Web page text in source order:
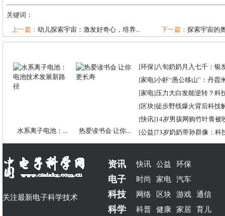
关键词：
上一篇： 幼儿探索宇宙：激发好奇心，培养... 下一篇： 探索宇宙的
水系离子电池：... 热爱读书会 让你...
[环保]八旬奶奶月入七千：银
[家电]小虾“愚公移山”：丹霞
[家电]压力大白发能逆转？科
[区块]徒步野线爆火背后科技
[快讯]14岁男孩网购竹叶青被
[公益]73岁奶奶带孙群像：科
关注最新电子科学技术
资讯 快讯 公益 环保
电子 时尚 家电 汽车
科技 网络 区块 游戏 通信
科学 科普 健康 家居 育儿